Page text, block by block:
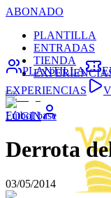
ABONADO
PLANTILLA
ENTRADAS
TIENDA
LOGIN
PLANTILLA
EXPERIENCIAS
Fútbol base
Derrota
03/05/2014